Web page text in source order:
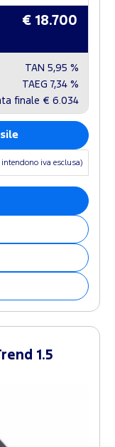
€ 18.700
TAN 5,95 %
TAEG 7,34 %
finale € 6.034
iva esclusa)
1.5